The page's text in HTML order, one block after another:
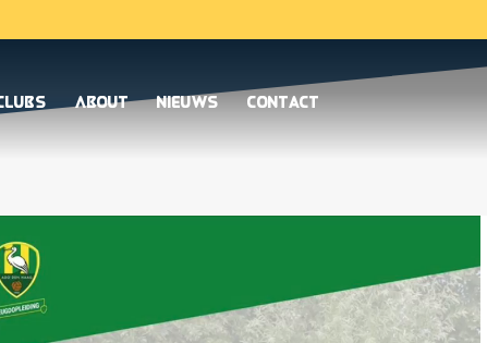
About Nieuws Contact